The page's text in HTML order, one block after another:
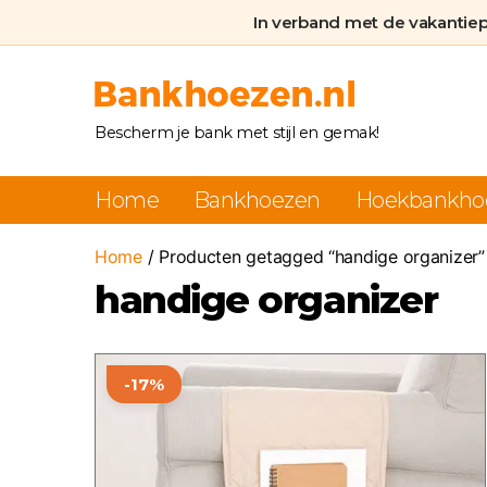
In verband met de
Bankhoezen.nl
Bescherm je bank met stijl en gemak!
Home Bankhoezen
Home/ Producten getagged “handige organizer”
handige organizer
-17%
Dit
product
meerdere